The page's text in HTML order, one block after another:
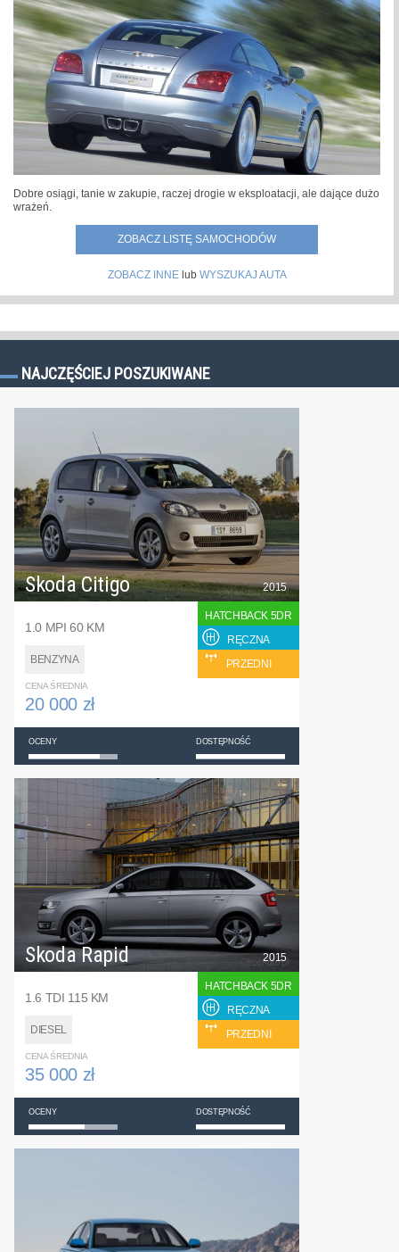
Dobre osiągi, tanie w zakupie, raczej drogie w eksploatacji, ale dające dużo
wrażeń.
ZOBACZ LISTĘ SAMOCHODÓW
ZOBACZ INNElub WYSZUKAJ AUTA
NAJCZĘŚCIEJ POSZUKIWANE
Skoda Citigo
1.0 MPI 60 KM
BENZYNA
2015
HATCHBACK 5DR
RĘCZNA
PRZEDNI
CENA ŚREDNIA
20 000 zł
OCENY DOSTĘPNOŚĆ
Skoda Rapid
1.6 TDI 115 KM
DIESEL
2015
HATCHBACK 5DR
RĘCZNA
PRZEDNI
CENA ŚREDNIA
35 000 zł
OCENY DOSTĘPNOŚĆ